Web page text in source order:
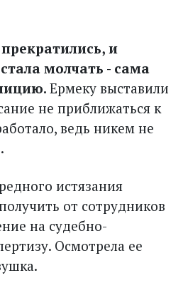
и
молчать - сама
Ермеку выставили
не приближаться к
ведь никем не
истязания
от сотрудников
на судебно-
Осмотрела ее